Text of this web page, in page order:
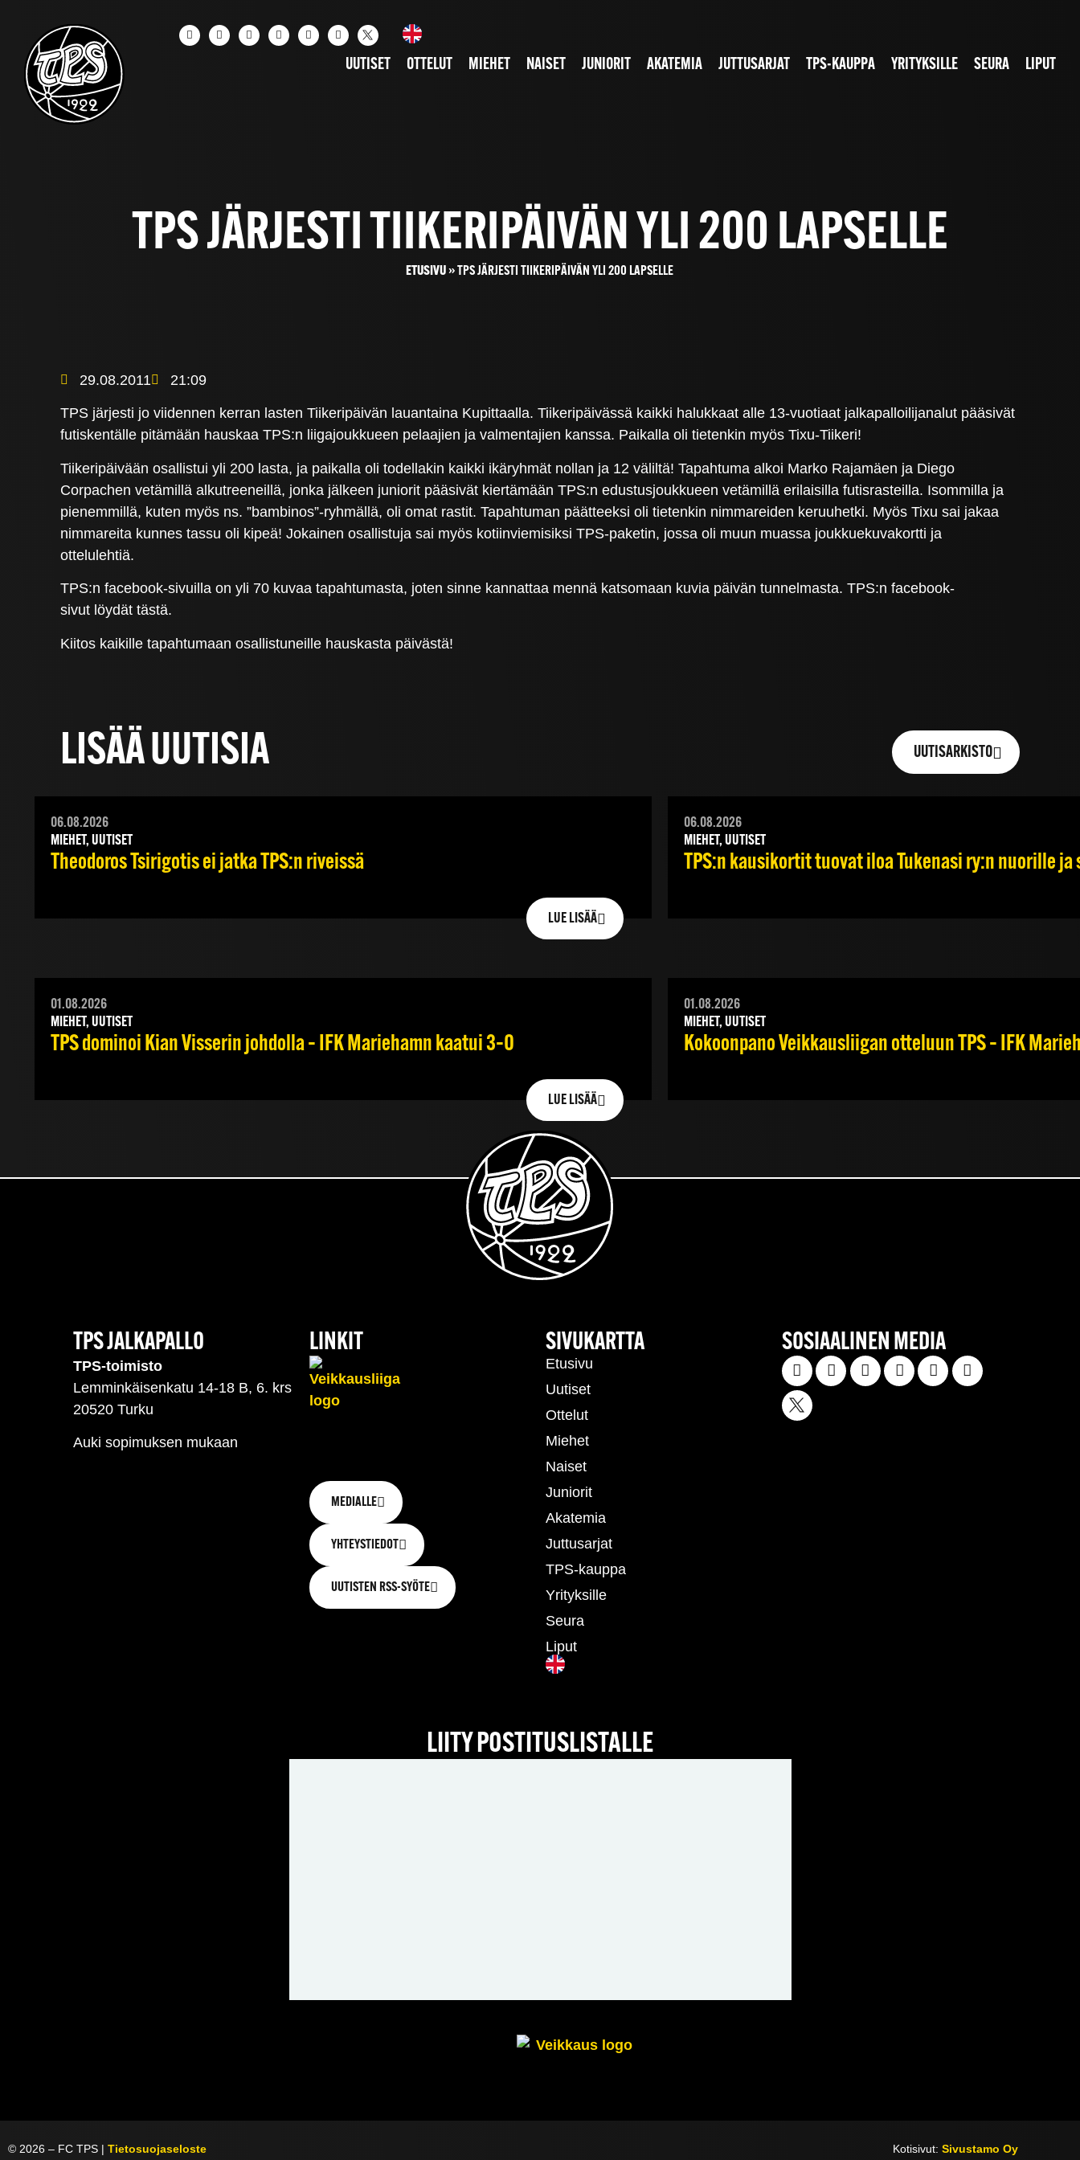
UUTISET OTTELUT MIEHET NAISET JUNIORIT AKATEMIA JUTTUSARJAT TPS-KAUPPA YRITYKSILLE SEURA LIPUT
TPS JÄRJESTI TIIKERIPÄIVÄN YLI 200 LAPSELLE
ETUSIVU»TPS JÄRJESTI TIIKERIPÄIVÄN YLI 200 LAPSELLE
29.08.2011 21:09
TPS järjesti jo viidennen kerran lasten Tiikeripäivän lauantaina Kupittaalla. Tiikeripäivässä kaikki halukkaat alle 13-vuotiaat jalkapalloilijanalut pääsivät
futiskentälle pitämään hauskaa TPS:n liigajoukkueen pelaajien ja valmentajien kanssa. Paikalla oli tietenkin myös Tixu-Tiikeri!
Tiikeripäivään osallistui yli 200 lasta, ja paikalla oli todellakin kaikki ikäryhmät nollan ja 12 väliltä! Tapahtuma alkoi Marko Rajamäen ja Diego
Corpachen vetämillä alkutreeneillä, jonka jälkeen juniorit pääsivät kiertämään TPS:n edustusjoukkueen vetämillä erilaisilla futisrasteilla. Isommilla ja
pienemmillä, kuten myös ns. ”bambinos”-ryhmällä, oli omat rastit. Tapahtuman päätteeksi oli tietenkin nimmareiden keruuhetki. Myös Tixu sai jakaa
nimmareita kunnes tassu oli kipeä! Jokainen osallistuja sai myös kotiinviemisiksi TPS-paketin, jossa oli muun muassa joukkuekuvakortti ja
ottelulehtiä.
TPS:n facebook-sivuilla on yli 70 kuvaa tapahtumasta, joten sinne kannattaa mennä katsomaan kuvia päivän tunnelmasta. TPS:n facebook-
sivut löydät tästä.
Kiitos kaikille tapahtumaan osallistuneille hauskasta päivästä!
LISÄÄ UUTISIA UUTISARKISTO
06.08.2026
MIEHET, UUTISET
Theodoros Tsirigotis ei jatka TPS:n riveissä
LUE LISÄÄ
06.08.2026
MIEHET, UUTISET
TPS:n kausikortit tuovat iloa Tukenasi ry:n nuorille ja
01.08.2026
MIEHET, UUTISET
TPS dominoi Kian Visserin johdolla – IFK Mariehamn kaatui 3–0
LUE LISÄÄ
01.08.2026
MIEHET, UUTISET
Kokoonpano Veikkausliigan otteluun TPS – IFK
TPS JALKAPALLO
TPS-toimisto
Lemminkäisenkatu 14-18 B, 6. krs
20520 Turku
Auki sopimuksen mukaan
LINKIT
MEDIALLE
YHTEYSTIEDOT
UUTISTEN RSS-SYÖTE
SIVUKARTTA
Etusivu
Uutiset
Ottelut
Miehet
Naiset
Juniorit
Akatemia
Juttusarjat
TPS-kauppa
Yrityksille
Seura
Liput
SOSIAALINEN MEDIA
LIITY POSTITUSLISTALLE
© 2026 – FC TPS | Tietosuojaseloste Kotisivut: Sivustamo Oy